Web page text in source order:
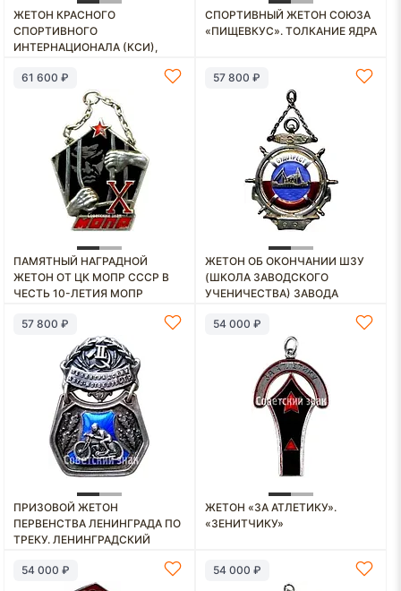
ЖЕТОН КРАСНОГО
СПОРТИВНОГО
ИНТЕРНАЦИОНАЛА (КСИ),
КУЛЬТУРЫ (ТДФК)
СПОРТИВНЫЙ ЖЕТОН СОЮЗА
«ПИЩЕВКУС». ТОЛКАНИЕ ЯДРА
61 600 ₽
ПАМЯТНЫЙ НАГРАДНОЙ
ЖЕТОН ОТ ЦК МОПР СССР В
ЧЕСТЬ 10-ЛЕТИЯ МОПР
57 800 ₽
ЖЕТОН ОБ ОКОНЧАНИИ ШЗУ
(ШКОЛА ЗАВОДСКОГО
УЧЕНИЧЕСТВА) ЗАВОДА
57 800 ₽
ПРИЗОВОЙ ЖЕТОН
ПЕРВЕНСТВА ЛЕНИНГРАДА ПО
ТРЕКУ. ЛЕНИНГРАДСКИЙ
54 000 ₽
ЖЕТОН «ЗА АТЛЕТИКУ».
«ЗЕНИТЧИКУ»
54 000 ₽ 54 000 ₽